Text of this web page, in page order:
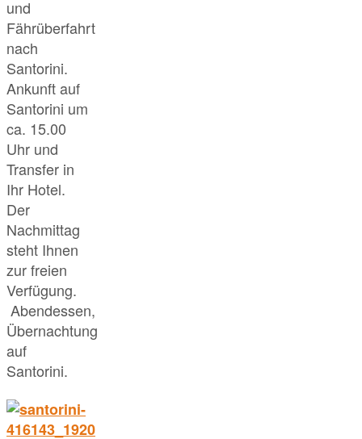
und
Fährüberfahrt
nach
Santorini.
Ankunft auf
Santorini um
ca. 15.00
Uhr und
Transfer in
Ihr Hotel.
Der
Nachmittag
steht Ihnen
zur freien
Verfügung.
Abendessen,
Übernachtung
auf
Santorini.